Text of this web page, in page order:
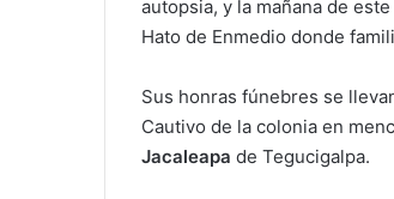
autopsia, y la mañana de
Hato de Enmedio donde
Sus honras fúnebres se
Cautivo de la colonia en
Jacaleapa de Tegucigalpa.